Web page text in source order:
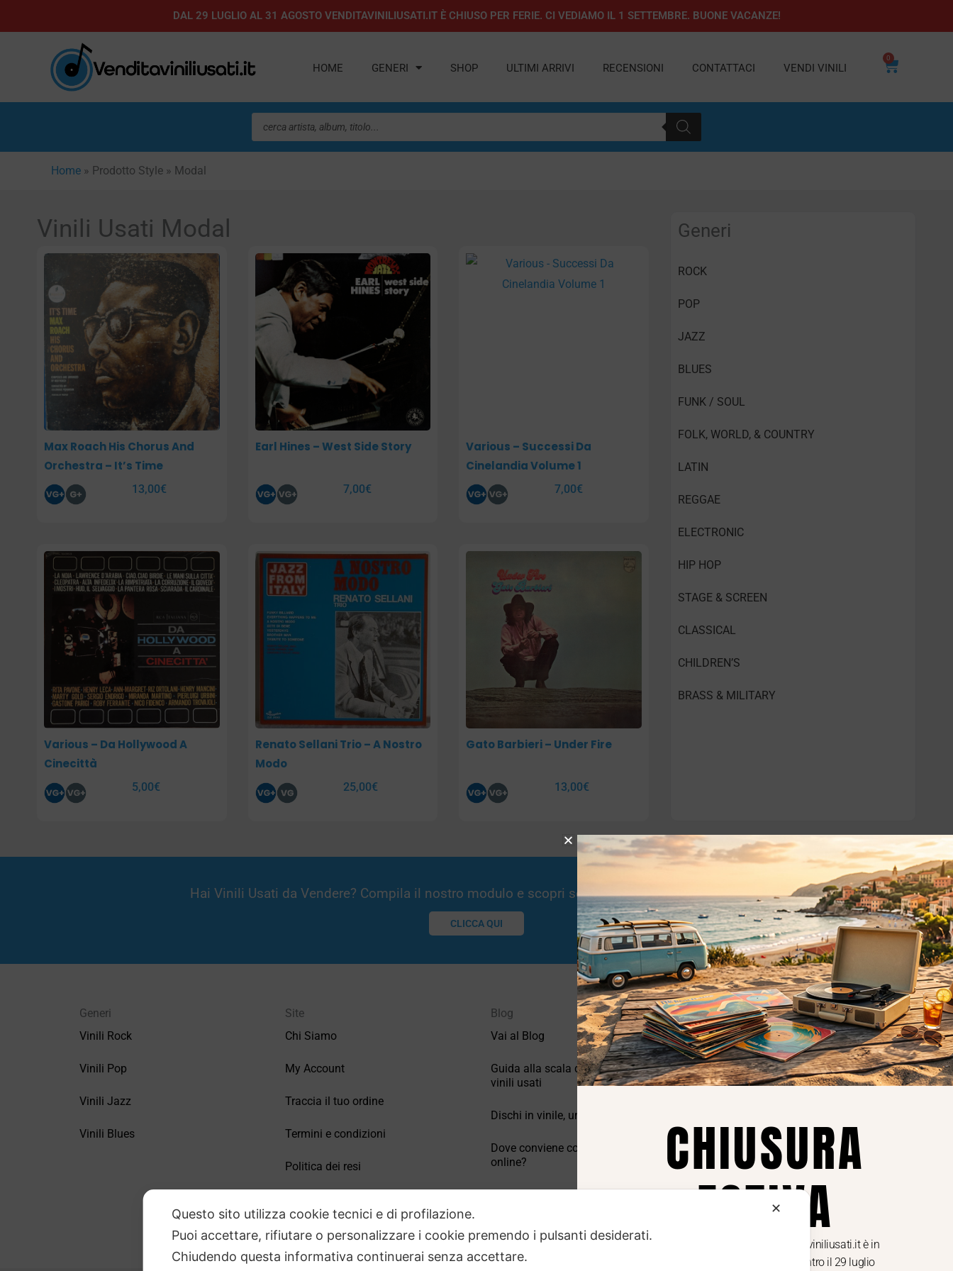
al
DAL 29 LUGLIO AL 31 AGOSTO VENDITAVINILIUSATI.IT È CHIUSO PER FERIE. CI VEDIAMO IL 1 SETTEMBRE. BUONE VACANZE!
HOME GENERI SHOP ULTIMI ARRIVI RECENSIONI CONTATTACI VENDI VINILI
0
Carrello
Ricerca
prodotti
Home » Prodotto Style » Modal
Vinili Usati Modal
Max Roach His Chorus And
Orchestra – It’s Time
13,00€
Earl Hines – West Side Story
7,00€
Various – Successi Da
Cinelandia Volume 1
7,00€
Various – Da Hollywood A
Cinecittà
5,00€
Renato Sellani Trio – A Nostro
Modo
25,00€
Gato Barbieri – Under Fire
13,00€
Generi
ROCK
POP
JAZZ
BLUES
FUNK / SOUL
FOLK, WORLD, & COUNTRY
LATIN
REGGAE
ELECTRONIC
HIP HOP
STAGE & SCREEN
CLASSICAL
CHILDREN’S
BRASS & MILITARY
Hai Vinili Usati da Vendere? Compila il nostro modulo e scopri se potremmo essere interessati!
CLICCA QUI
Generi
Vinili Rock
Vinili Pop
Vinili Jazz
Vinili Blues
Site
Chi Siamo
My Account
Traccia il tuo ordine
Termini e condizioni
Politica dei resi
Blog
Vai al Blog
Guida alla scala di valutazione dei
vinili usati
Dischi in vinile, un po’ di storia.
Dove conviene comprare vinili
online?
Privacy
Privacy Policy
Cookie Policy (UE)
✕
Questo sito utilizza cookie tecnici e di profilazione.
Puoi accettare, rifiutare o personalizzare i cookie premendo i pulsanti desiderati.
Chiudendo questa informativa continuerai senza accettare.
CHIUSURA
ESTIVA
Dal 29 luglio al 31 agosto venditaviniliusati.it è in
pausa estiva. Gli ordini ricevuti entro il 29 luglio